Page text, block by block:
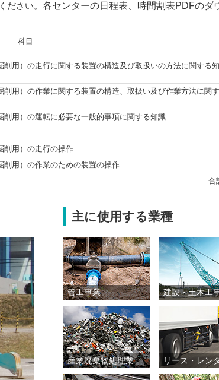
ださい。 各センターの日程表、時間割表PDFのダ
科目
削用）の走行に関する装置の構造及び取扱いの方法に関する知
削用）の作業に関する装置の構造、 取扱い及び作業方法に関す
削用）の運転に必要な一般的事項に関する知識
削用）の走行の操作
削用）の作業のための装置の操作
合
主に使用する業種
管工事業 建設・土木工
産業廃棄物処理業 リース・レン